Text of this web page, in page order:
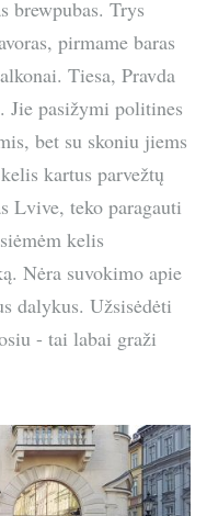
brewpubas. Trys
pirmame baras
Tiesa, Pravda
Jie pasižymi politines
bet su skoniu jiems
kartus parvežtų
Lvive, teko paragauti
kelis
Nėra suvokimo apie
dalykus. Užsisėdėti
- tai labai graži